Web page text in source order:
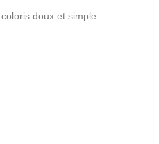
doux et simple.